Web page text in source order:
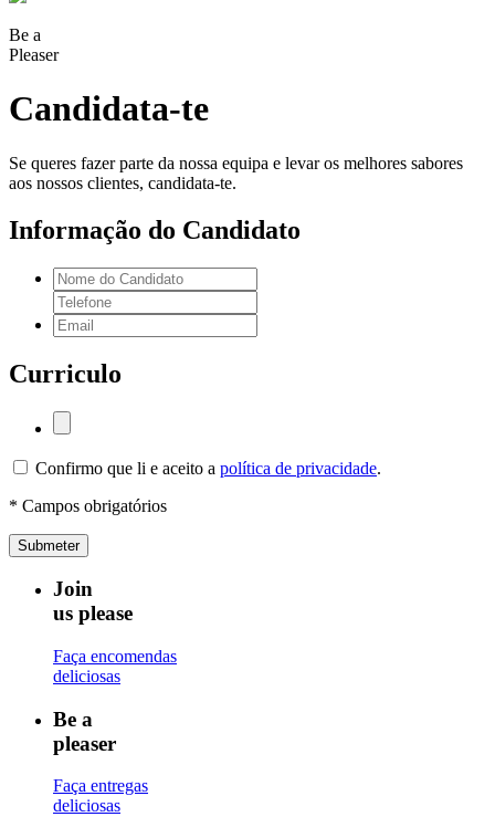
Be a
Pleaser
Candidata-te
Se queres fazer parte da nossa equipa e levar os melhores sabores
aos nossos clientes, candidata-te.
Informação do Candidato
Curriculo
Confirmo que li e aceito a política de privacidade.
* Campos obrigatórios
Submeter
Join
us please
Faça encomendas
deliciosas
Be a
pleaser
Faça entregas
deliciosas